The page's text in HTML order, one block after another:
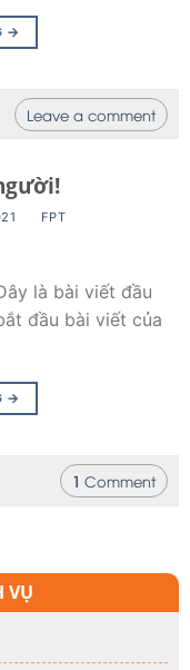
→
Leave a comment
FPT
là bài viết đầu
đầu bài viết của
→
1 Comment
VỤ